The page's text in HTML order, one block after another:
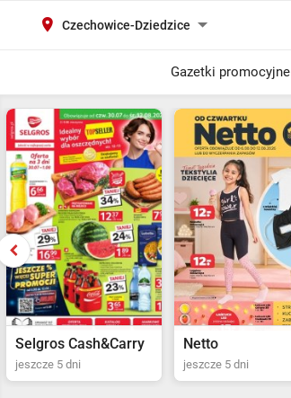
Czechowice-Dziedzice
Gazetki promocyjne
Selgros Cash&Carry
jeszcze 5 dni
Netto
jeszcze 5 dni